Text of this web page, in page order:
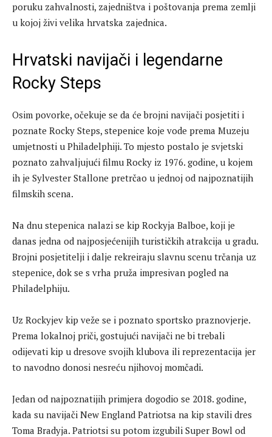
poruku zahvalnosti, zajedništva i poštovanja prema zemlji
u kojoj živi velika hrvatska zajednica.
Hrvatski navijači i legendarne
Rocky Steps
Osim povorke, očekuje se da će brojni navijači posjetiti i
poznate Rocky Steps, stepenice koje vode prema Muzeju
umjetnosti u Philadelphiji. To mjesto postalo je svjetski
poznato zahvaljujući filmu Rocky iz 1976. godine, u kojem
ih je Sylvester Stallone pretrčao u jednoj od najpoznatijih
filmskih scena.
Na dnu stepenica nalazi se kip Rockyja Balboe, koji je
danas jedna od najposjećenijih turističkih atrakcija u gradu.
Brojni posjetitelji i dalje rekreiraju slavnu scenu trčanja uz
stepenice, dok se s vrha pruža impresivan pogled na
Philadelphiju.
Uz Rockyjev kip veže se i poznato sportsko praznovjerje.
Prema lokalnoj priči, gostujući navijači ne bi trebali
odijevati kip u dresove svojih klubova ili reprezentacija jer
to navodno donosi nesreću njihovoj momčadi.
Jedan od najpoznatijih primjera dogodio se 2018. godine,
kada su navijači New England Patriotsa na kip stavili dres
Toma Bradyja. Patriotsi su potom izgubili Super Bowl od